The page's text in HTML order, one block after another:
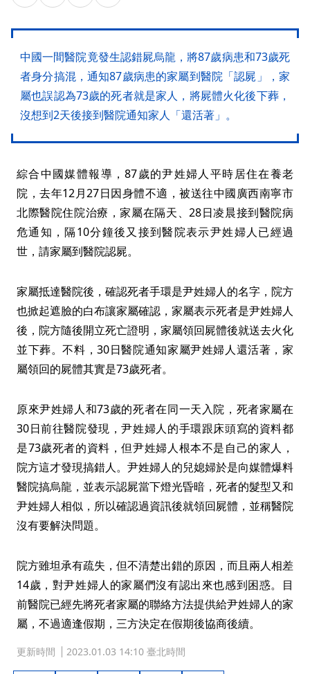
中國一間醫院竟發生認錯屍烏龍，將87歲病患和73歲死
者身分搞混，通知87歲病患的家屬到醫院「認屍」，家
屬也誤認為73歲的死者就是家人，將屍體火化後下葬，
沒想到2天後接到醫院通知家人「還活著」。
綜合中國媒體報導，87歲的尹姓婦人平時居住在養老
院，去年12月27日因身體不適，被送往中國廣西南寧市
北際醫院住院治療，家屬在隔天、28日凌晨接到醫院病
危通知，隔10分鐘後又接到醫院表示尹姓婦人已經過
世，請家屬到醫院認屍。
家屬抵達醫院後，確認死者手環是尹姓婦人的名字，院方
也掀起遮臉的白布讓家屬確認，家屬表示死者是尹姓婦人
後，院方隨後開立死亡證明，家屬領回屍體後就送去火化
並下葬。不料，30日醫院通知家屬尹姓婦人還活著，家
屬領回的屍體其實是73歲死者。
原來尹姓婦人和73歲的死者在同一天入院，死者家屬在
30日前往醫院發現，尹姓婦人的手環跟床頭寫的資料都
是73歲死者的資料，但尹姓婦人根本不是自己的家人，
院方這才發現搞錯人。尹姓婦人的兒媳婦於是向媒體爆料
醫院搞烏龍，並表示認屍當下燈光昏暗，死者的髮型又和
尹姓婦人相似，所以確認過資訊後就領回屍體，並稱醫院
沒有要解決問題。
院方雖坦承有疏失，但不清楚出錯的原因，而且兩人相差
14歲，對尹姓婦人的家屬們沒有認出來也感到困惑。目
前醫院已經先將死者家屬的聯絡方法提供給尹姓婦人的家
屬，不過適逢假期，三方決定在假期後協商後續。
更新時間 2023.01.03 14:10 臺北時間